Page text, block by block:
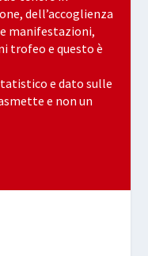
dell’accoglienza
manifestazioni,
trofeo e questo è
e dato sulle
e non un